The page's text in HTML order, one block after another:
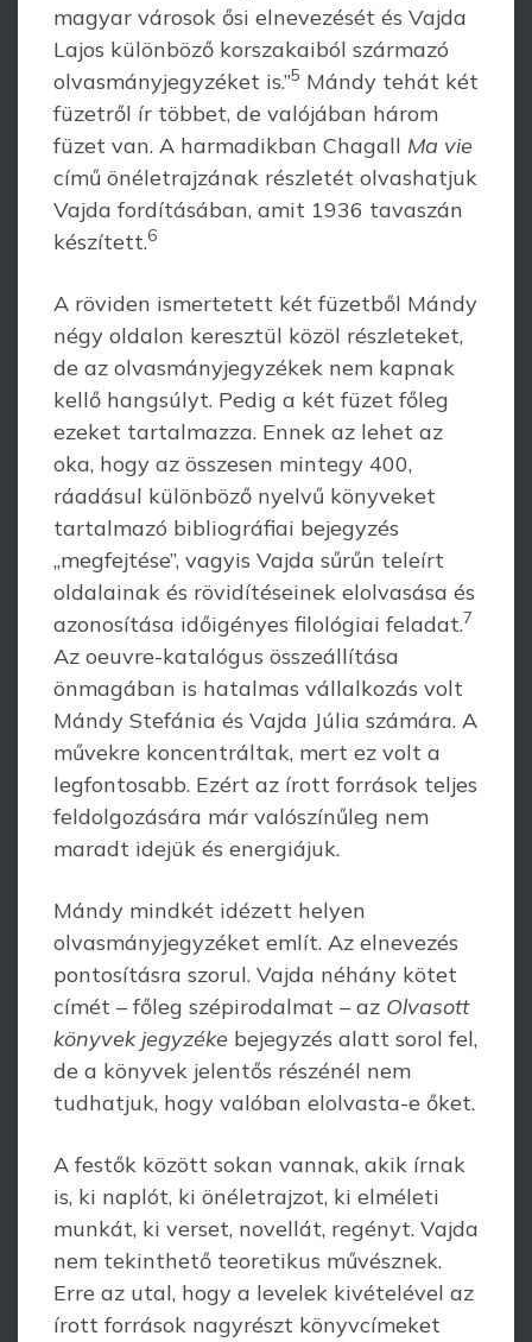
magyar városok ősi elnevezését és Vajda
Lajos különböző korszakaiból származó
olvasmányjegyzéket is.”5 Mándy tehát két
füzetről ír többet, de valójában három
füzet van. A harma­dikban Chagall Ma vie
című önéletrajzának részletét olvashatjuk
Vajda fordításában, amit 1936 tavaszán
készített.6
A röviden ismertetett két füzetből Mándy
négy oldalon keresztül közöl rész­le­teket,
de az olvasmányjegyzékek nem kapnak
kellő hangsúlyt. Pedig a két füzet főleg
ezeket tartalmazza. Ennek az lehet az
oka, hogy az összesen mintegy 400,
ráadásul különböző nyelvű könyveket
tartalmazó bibliográfiai bejegyzés
„megfej­tése”, vagyis Vajda sűrűn teleírt
oldalainak és rövidítéseinek elolvasása és
azonosítása időigényes filológiai feladat.7
Az oeuvre-katalógus összeállítása
önmagában is hatalmas vállal­kozás volt
Mándy Stefánia és Vajda Júlia számára. A
művekre koncentráltak, mert ez volt a
legfontosabb. Ezért az írott források teljes
feldolgozására már valószí­nűleg nem
maradt idejük és energiájuk.
Mándy mindkét idézett helyen
olvasmányjegyzéket említ. Az elnevezés
ponto­sításra szorul. Vajda néhány kötet
címét – főleg szépirodalmat – az Olvasott
könyvek jegyzéke bejegyzés alatt sorol fel,
de a könyvek jelentős részénél nem
tudhatjuk, hogy valóban elolvasta-e őket.
A festők között sokan vannak, akik írnak
is, ki naplót, ki önéletrajzot, ki elméleti
munkát, ki verset, novellát, regényt. Vajda
nem tekinthető teoretikus művésznek.
Erre az utal, hogy a levelek kivételével az
írott források nagyrészt könyvcímeket